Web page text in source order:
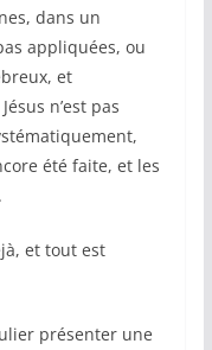
dans un
appliquées, ou
et
n’est pas
été faite, et les
et tout est
présenter une